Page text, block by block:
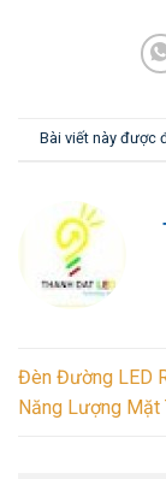
Bài viết này được
Đèn Đường LED
Năng Lượng Mặt